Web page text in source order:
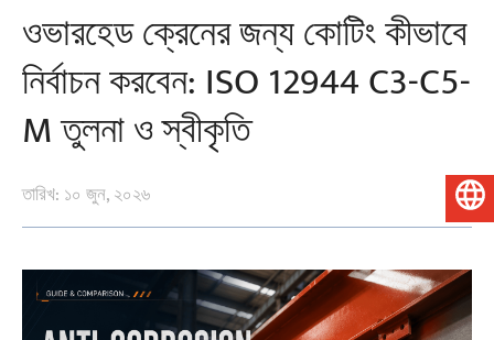
ওভারহেড ক্রেনের জন্য কোটিং কীভাবে
নির্বাচন করবেন: ISO 12944 C3-C5-
M তুলনা ও স্বীকৃতি
তারিখ: ১০ জুন, ২০২৬ বাংলা